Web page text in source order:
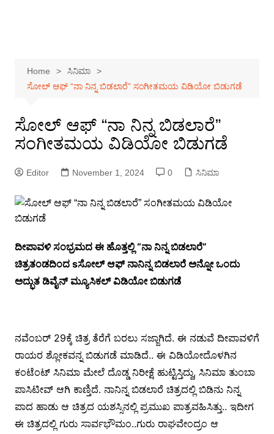
Home
ಸಿನಿಮಾ
ಸೋಲ್ ಆಫ್ “ನಾ ನಿನ್ನ ಬಿಡಲಾರೆ” ಸಂಗೀತಮಯ ವಿಡಿಯೋ ಬಿಡುಗಡೆ
ಸೋಲ್ ಆಫ್ “ನಾ ನಿನ್ನ ಬಿಡಲಾರೆ”
ಸಂಗೀತಮಯ ವಿಡಿಯೋ ಬಿಡುಗಡೆ
Editor November 1, 2024 0 ಸಿನಿಮಾ
ದೀಪಾವಳಿ ಸಂಭ್ರಮದ ಈ ಹೊತ್ತಲ್ಲಿ “ನಾ ನಿನ್ನ ಬಿಡಲಾರೆ”
ಚಿತ್ರತಂಡದಿಂದ sಸೋಲ್ ಆಫ್ ನಾನಿನ್ನ ಬಿಡಲಾರೆ ಅನ್ನೋ ಒಂದು
ಅದ್ಭುತ ಡಿವೈನ್ ಮ್ಯೂಸಿಕಲ್ ವಿಡಿಯೋ ಬಿಡುಗಡೆ
ನವೆಂಬರ್ 29ಕ್ಕೆ ಚಿತ್ರ ತೆರೆಗೆ ಬರಲು ಸಜ್ಜಾಗಿದೆ. ಈ ನಡುವೆ ದೀಪಾವಳಿಗೆ
ರಾಯರ ಶ್ಲೋಕವನ್ನ ಬಿಡುಗಡೆ ಮಾಡಿದೆ.. ಈ ವಿಡಿಯೋದೊಳಗಿನ
ಕಂಟೆಂಟ್ ಸಿನಿಮಾ ಮೇಲೆ ದೊಡ್ಡ ನಿರೀಕ್ಷೆ ಹುಟ್ಟಿಸ್ತಿದ್ದು, ಸಿನಿಮಾ ತುಂಬಾ
ಪಾಸಿಟೀವ್ ಆಗಿ ಕಾಣ್ತಿದೆ. ನಾನಿನ್ನ ಬಿಡಲಾರೆ ಚಿತ್ರದಲ್ಲಿ ಬಿಡಿನು ನಿನ್ನ
ಪಾದ ಹಾಡು ಆ ಚಿತ್ರದ ಯಶಸ್ಸಿನಲ್ಲಿ ಪ್ರಮುಖ ಪಾತ್ರವಹಿಸಿತ್ತು.. ಇದೀಗ
ಈ ಚಿತ್ರದಲ್ಲಿ ಗುರು ಸಾರ್ವಭೌಮಂ..ಗುರು ರಾಘವೇಂದ್ರಂ ಆ